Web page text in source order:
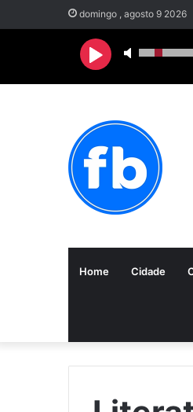
domingo , agosto 9 2026
Home Cidade